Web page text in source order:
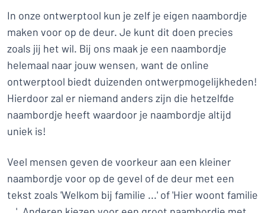
In onze ontwerptool kun je zelf je eigen naambordje
maken voor op de deur. Je kunt dit doen precies
zoals jij het wil. Bij ons maak je een naambordje
helemaal naar jouw wensen, want de online
ontwerptool biedt duizenden ontwerpmogelijkheden!
Hierdoor zal er niemand anders zijn die hetzelfde
naambordje heeft waardoor je naambordje altijd
uniek is!
Veel mensen geven de voorkeur aan een kleiner
naambordje voor op de gevel of de deur met een
tekst zoals 'Welkom bij familie ...' of 'Hier woont familie